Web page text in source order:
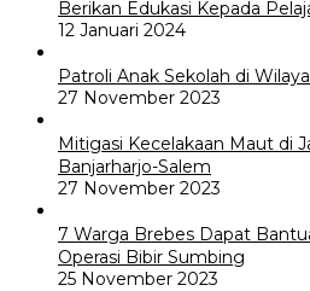
Berikan Edukasi Kepada
12 Januari 2024
Patroli Anak Sekolah di
27 November 2023
Mitigasi Kecelakaan Maut di
Banjarharjo-Salem
27 November 2023
7 Warga Brebes Dapat
Operasi Bibir Sumbing
25 November 2023